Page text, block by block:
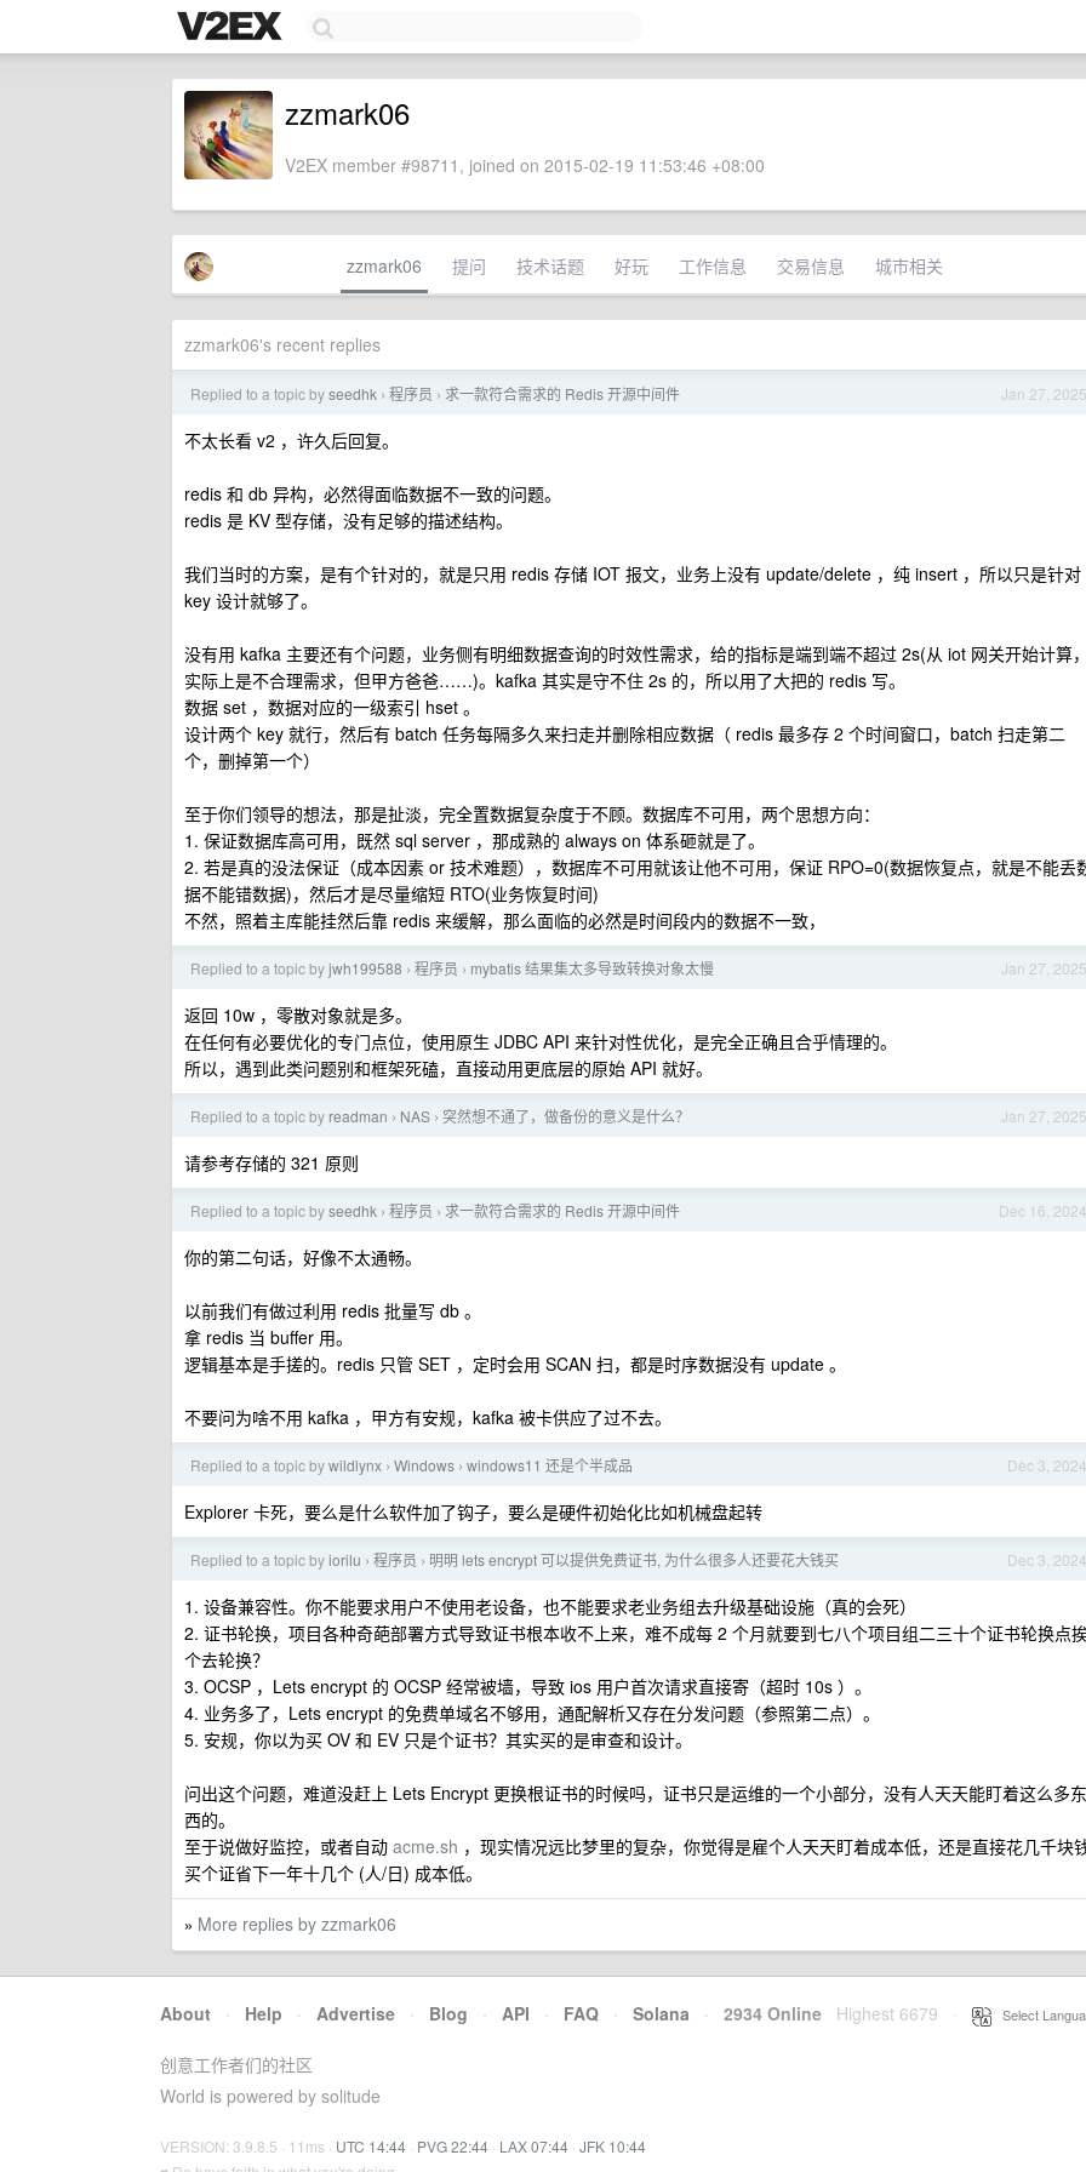
zzmark06
V2EX member #98711, joined on 2015-02-19 11:53:46 +08:00
zzmark06 提问 技术话题 好玩 工作信息 交易信息 城市相关
zzmark06's recent replies
Jan 27, 2025
Replied to a topic byseedhk › 程序员 › 求一款符合需求的 Redis 开源中间件
不太长看 v2 ，许久后回复。
redis 和 db 异构，必然得面临数据不一致的问题。
redis 是 KV 型存储，没有足够的描述结构。
我们当时的方案，是有个针对的，就是只用 redis 存储 IOT 报文，业务上没有 update/delete ，纯 insert ，所以只是针对
key 设计就够了。
没有用 kafka 主要还有个问题，业务侧有明细数据查询的时效性需求，给的指标是端到端不超过 2s(从 iot 网关开始计算，
实际上是不合理需求，但甲方爸爸……)。kafka 其实是守不住 2s 的，所以用了大把的 redis 写。
数据 set ，数据对应的一级索引 hset 。
设计两个 key 就行，然后有 batch 任务每隔多久来扫走并删除相应数据（ redis 最多存 2 个时间窗口，batch 扫走第二
个，删掉第一个）
至于你们领导的想法，那是扯淡，完全置数据复杂度于不顾。数据库不可用，两个思想方向：
1. 保证数据库高可用，既然 sql server ，那成熟的 always on 体系砸就是了。
2. 若是真的没法保证（成本因素 or 技术难题），数据库不可用就该让他不可用，保证 RPO=0(数据恢复点，就是不能丢
据不能错数据)，然后才是尽量缩短 RTO(业务恢复时间)
不然，照着主库能挂然后靠 redis 来缓解，那么面临的必然是时间段内的数据不一致，
Jan 27, 2025
Replied to a topic byjwh199588 › 程序员 › mybatis 结果集太多导致转换对象太慢
返回 10w ，零散对象就是多。
在任何有必要优化的专门点位，使用原生 JDBC API 来针对性优化，是完全正确且合乎情理的。
所以，遇到此类问题别和框架死磕，直接动用更底层的原始 API 就好。
Jan 27, 2025
Replied to a topic by readman › NAS › 突然想不通了，做备份的意义是什么？
请参考存储的 321 原则
Dec 16, 2024
Replied to a topic byseedhk › 程序员 › 求一款符合需求的 Redis 开源中间件
你的第二句话，好像不太通畅。
以前我们有做过利用 redis 批量写 db 。
拿 redis 当 buffer 用。
逻辑基本是手搓的。redis 只管 SET ，定时会用 SCAN 扫，都是时序数据没有 update 。
不要问为啥不用 kafka ，甲方有安规，kafka 被卡供应了过不去。
Dec 3, 2024
Replied to a topic bywildlynx › Windows › windows11 还是个半成品
Explorer 卡死，要么是什么软件加了钩子，要么是硬件初始化比如机械盘起转
Dec 3, 2024
Replied to a topic byiorilu › 程序员 › 明明 lets encrypt 可以提供免费证书, 为什么很多人还要花大钱买
1. 设备兼容性。你不能要求用户不使用老设备，也不能要求老业务组去升级基础设施（真的会死）
2. 证书轮换，项目各种奇葩部署方式导致证书根本收不上来，难不成每 2 个月就要到七八个项目组二三十个证书轮换点
个去轮换？
3. OCSP ，Lets encrypt 的 OCSP 经常被墙，导致 ios 用户首次请求直接寄（超时 10s ）。
4. 业务多了，Lets encrypt 的免费单域名不够用，通配解析又存在分发问题（参照第二点）。
5. 安规，你以为买 OV 和 EV 只是个证书？其实买的是审查和设计。
问出这个问题，难道没赶上 Lets Encrypt 更换根证书的时候吗，证书只是运维的一个小部分，没有人天天能盯着这么多东
西的。
至于说做好监控，或者自动 acme.sh ，现实情况远比梦里的复杂，你觉得是雇个人天天盯着成本低，还是直接花几千块
买个证省下一年十几个 (人/日) 成本低。
» More replies by zzmark06
About · Help · Advertise · Blog · API · FAQ · Solana · 2934 Online Highest 6679 Select
创意工作者们的社区
World is powered by solitude
VERSION: 3.9.8.5 · 11ms · UTC 14:44 · PVG 22:44 · LAX 07:44 · JFK 10:44